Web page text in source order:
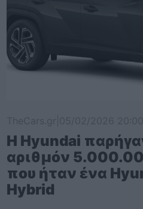
Η Hyundai
αριθμόν
που ήταν ένα
Hybrid